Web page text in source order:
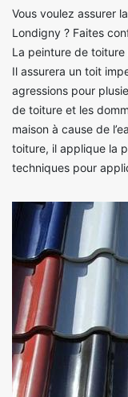
Vous voulez assurer
Londigny ? Faites
La peinture de toiture
Il assurera un toit
agressions pour
de toiture et les
maison à cause de
toiture, il applique la
techniques pour